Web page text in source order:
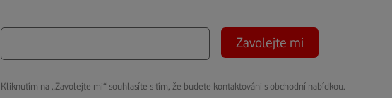
Zavolejte mi
Kliknutím na „Zavolejte mi“ souhlasíte s tím, že budete kontaktováni s obchodní nabídkou.